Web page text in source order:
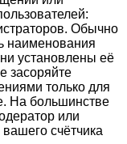
Обычно
наименования
установлены её
засоряйте
только для
На большинстве
или
счётчика